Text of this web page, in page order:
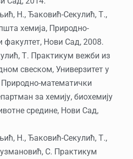
Н., Ђаковић-Секулић, Т.,
хемија, Природно-
факултет, Нови Сад, 2008.
Т. Практикум вежби из
свеском, Универзитет у
математички
за хемију, биохемију
средине, Нови Сад,
Н., Ђаковић-Секулић, Т.,
С. Практикум